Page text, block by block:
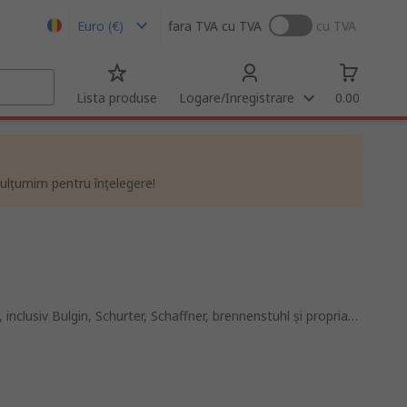
Euro (€) fara TVA cu TVA cu TVA
Lista produse Logare/Inregistrare 0.00
pentru înțelegere!
Bulgin, Schurter, Schaffner, brennenstuhl și propria
sau prize montate pe perete.
tensiunea nu depășește 250 V sau 16 A. Acestea sunt